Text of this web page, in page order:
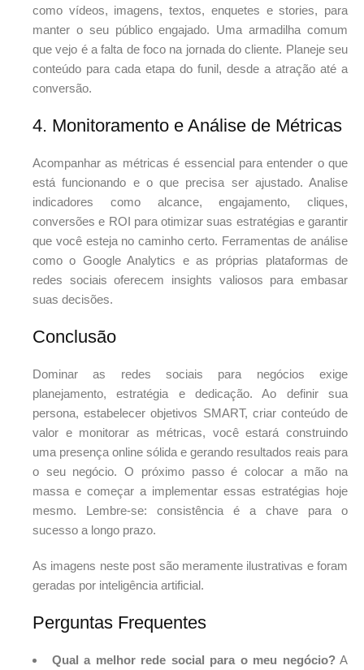
como vídeos, imagens, textos, enquetes e stories, para
manter o seu público engajado. Uma armadilha comum
que vejo é a falta de foco na jornada do cliente. Planeje seu
conteúdo para cada etapa do funil, desde a atração até a
conversão.
4. Monitoramento e Análise de Métricas
Acompanhar as métricas é essencial para entender o que
está funcionando e o que precisa ser ajustado. Analise
indicadores como alcance, engajamento, cliques,
conversões e ROI para otimizar suas estratégias e garantir
que você esteja no caminho certo. Ferramentas de análise
como o Google Analytics e as próprias plataformas de
redes sociais oferecem insights valiosos para embasar
suas decisões.
Conclusão
Dominar as redes sociais para negócios exige
planejamento, estratégia e dedicação. Ao definir sua
persona, estabelecer objetivos SMART, criar conteúdo de
valor e monitorar as métricas, você estará construindo
uma presença online sólida e gerando resultados reais para
o seu negócio. O próximo passo é colocar a mão na
massa e começar a implementar essas estratégias hoje
mesmo. Lembre-se: consistência é a chave para o
sucesso a longo prazo.
As imagens neste post são meramente ilustrativas e foram
geradas por inteligência artificial.
Perguntas Frequentes
Qual a melhor rede social para o meu negócio?A